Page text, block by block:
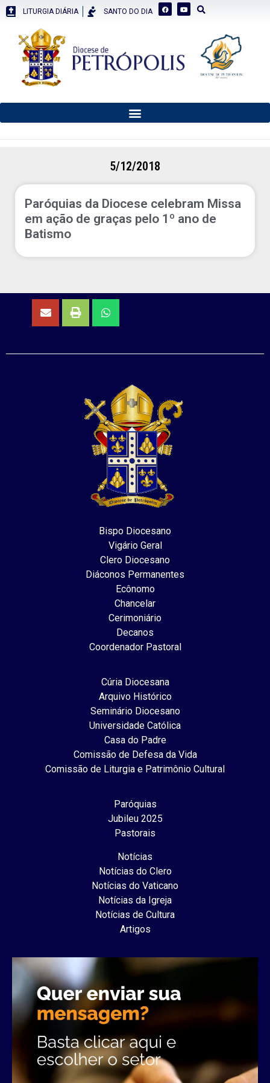
LITURGIA DIÁRIA SANTO DO DIA
5/12/2018
Paróquias da Diocese celebram Missa
em ação de graças pelo 1º ano de
Batismo
Bispo Diocesano
Vigário Geral
Clero Diocesano
Diáconos Permanentes
Ecônomo
Chancelar
Cerimoniário
Decanos
Coordenador Pastoral
Cúria Diocesana
Arquivo Histórico
Seminário Diocesano
Universidade Católica
Casa do Padre
Comissão de Defesa da Vida
Comissão de Liturgia e Patrimônio Cultural
Paróquias
Jubileu 2025
Pastorais
Notícias
Notícias do Clero
Notícias do Vaticano
Notícias da Igreja
Notícias de Cultura
Artigos